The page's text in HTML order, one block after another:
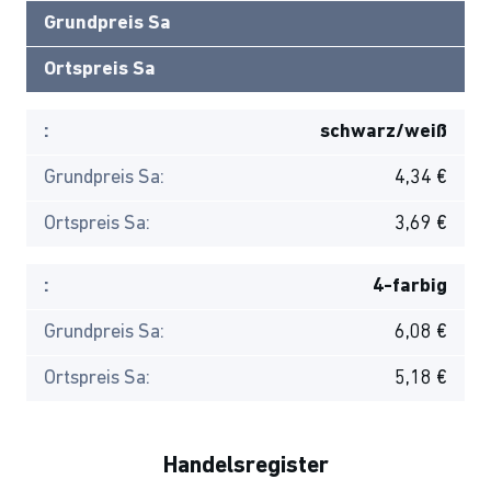
Grundpreis Sa
Ortspreis Sa
: schwarz/weiß
Grundpreis Sa: 4,34 €
Ortspreis Sa: 3,69 €
: 4-farbig
Grundpreis Sa: 6,08 €
Ortspreis Sa: 5,18 €
Handelsregister